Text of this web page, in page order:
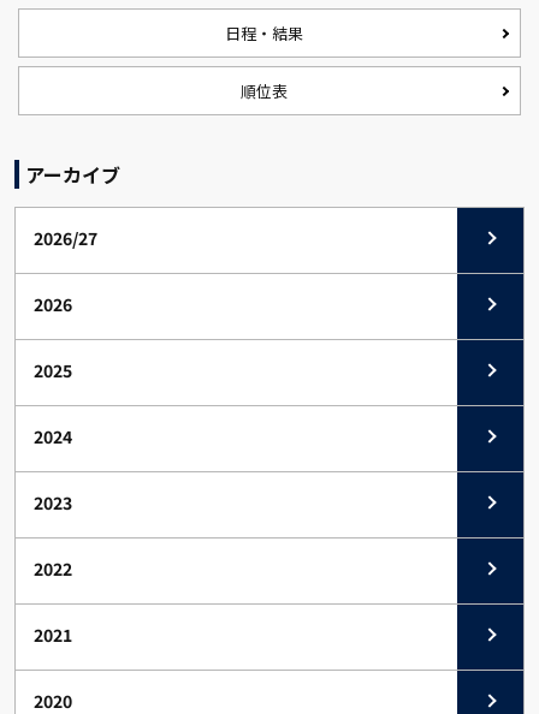
日程・結果
順位表
アーカイブ
2026/27
2026
2025
2024
2023
2022
2021
2020